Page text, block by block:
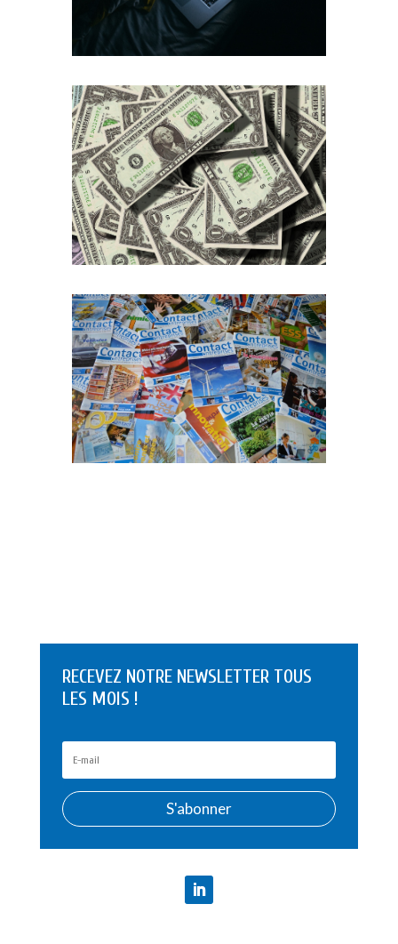
RECEVEZ NOTRE NEWSLETTER TOUS
LES MOIS !
S'abonner